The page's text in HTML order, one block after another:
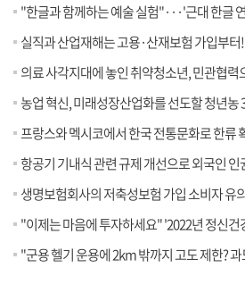
"한글과 함께하는 예술 실험"···'근대 한글
실직과 산업재해는 고용·산재보험 가입부터!
의료 사각지대에 놓인 취약청소년, 민관협력으로 촘
농업 혁신, 미래성장산업화를 선도할 청년농
프랑스와 멕시코에서 한국 전통문화로 한류
항공기 기내식 관련 규제 개선으로 외국인
생명보험회사의 저축성보험 가입 소비자 유
"이제는 마음에 투자하세요" '2022년 정신건강 홍
"군용 헬기 운용에 2km 밖까지 고도 제한? 과도한 규